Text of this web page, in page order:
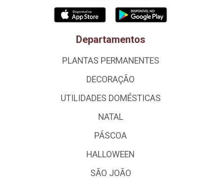
Departamentos
PLANTAS PERMANENTES
DECORAÇÃO
UTILIDADES DOMÉSTICAS
NATAL
PÁSCOA
HALLOWEEN
SÃO JOÃO